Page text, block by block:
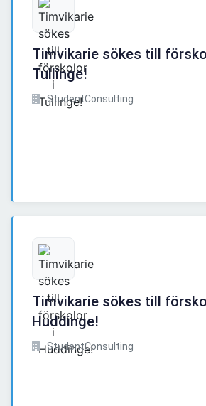
Timvikarie sökes till
Tullinge!
StudentConsulting
Timvikarie sökes till
Huddinge!
StudentConsulting